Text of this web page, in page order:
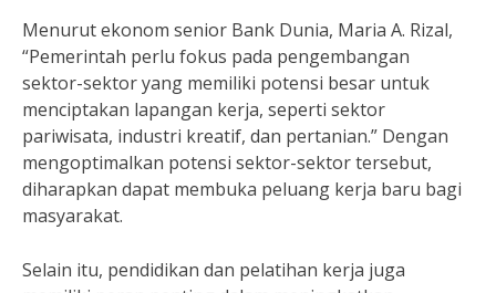
Menurut ekonom senior Bank Dunia, Maria A. Rizal,
“Pemerintah perlu fokus pada pengembangan
sektor-sektor yang memiliki potensi besar untuk
menciptakan lapangan kerja, seperti sektor
pariwisata, industri kreatif, dan pertanian.” Dengan
mengoptimalkan potensi sektor-sektor tersebut,
diharapkan dapat membuka peluang kerja baru bagi
masyarakat.
Selain itu, pendidikan dan pelatihan kerja juga